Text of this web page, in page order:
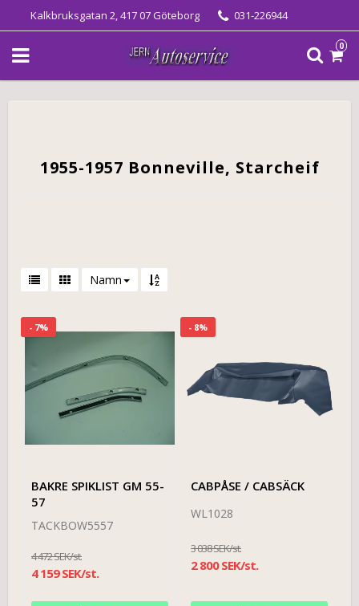
Kalkbruksgatan 2, 417 07 Göteborg 031-226944
0
1955-1957 Bonneville, Starcheif
Namn
- 7%
BAKRE SPIKLIST GM 55-
57
TACKBOW5557
4 472 SEK/st.
4 159 SEK/st.
- 8%
CABPÅSE / CABSÄCK
WL1028
3 038 SEK/st.
2 800 SEK/st.